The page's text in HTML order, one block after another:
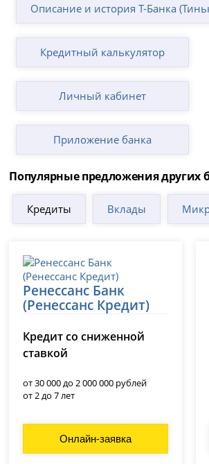
Описание и история Т-Банка
Кредитный калькулятор
Личный кабинет
Приложение банка
Популярные предложения других
Кредиты Вклады
Ренессанс Банк
(Ренессанс Кредит)
Кредит со сниженной
ставкой
от 30 000 до 2 000 000 рублей
от 2 до 7 лет
Онлайн-заявка